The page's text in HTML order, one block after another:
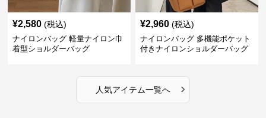
¥2,580 (税込)
ナイロンバッグ 軽量ナイロン巾
着型ショルダーバッグ
¥2,960 (税込)
ナイロンバッグ 多機能ポケット
付きナイロンショルダーバッグ
人気アイテム一覧へ ›